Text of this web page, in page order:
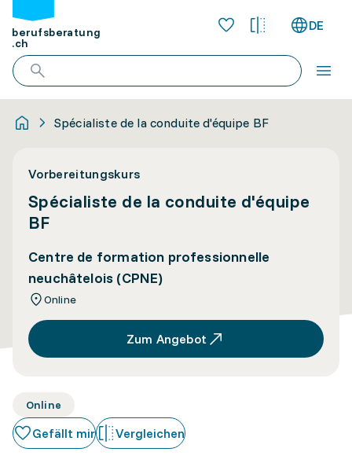
berufsberatung
.ch
DE
Spécialiste de la conduite d'équipe BF
Vorbereitungskurs
Spécialiste de la conduite d'équipe
BF
Centre de formation professionnelle
neuchâtelois (CPNE)
Online
Zum Angebot
Online
Gefällt mir Vergleichen